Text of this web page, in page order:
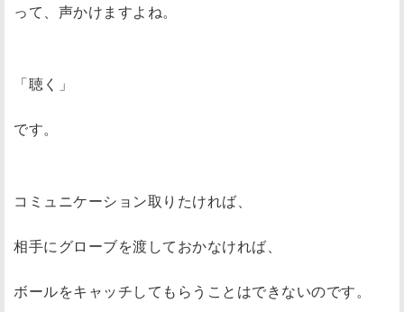
って、声かけますよね。
「聴く」
です。
コミュニケーション取りたければ、
相手にグローブを渡しておかなければ、
ボールをキャッチしてもらうことはできないのです。